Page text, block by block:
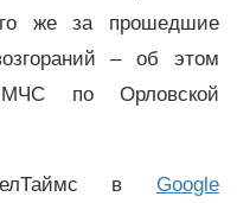
же за прошедшие
– об этом
МЧС по Орловской
в Google